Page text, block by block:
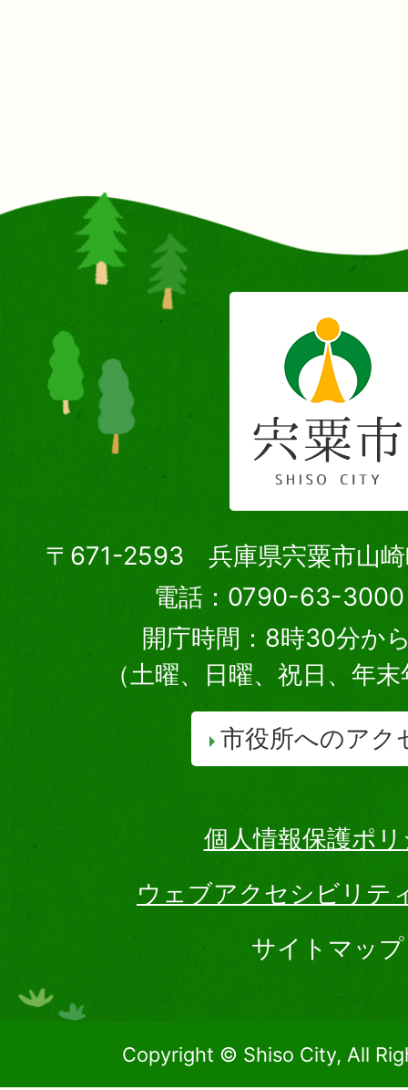
〒671-2593 兵庫県宍粟市山崎
電話：0790-63-3000
開庁時間：8時30分か
（土曜、日曜、祝日、年
市役所へのアク
個人情報保護ポ
ウェブアクセシビリテ
サイトマップ
Copyright © Shiso City, All